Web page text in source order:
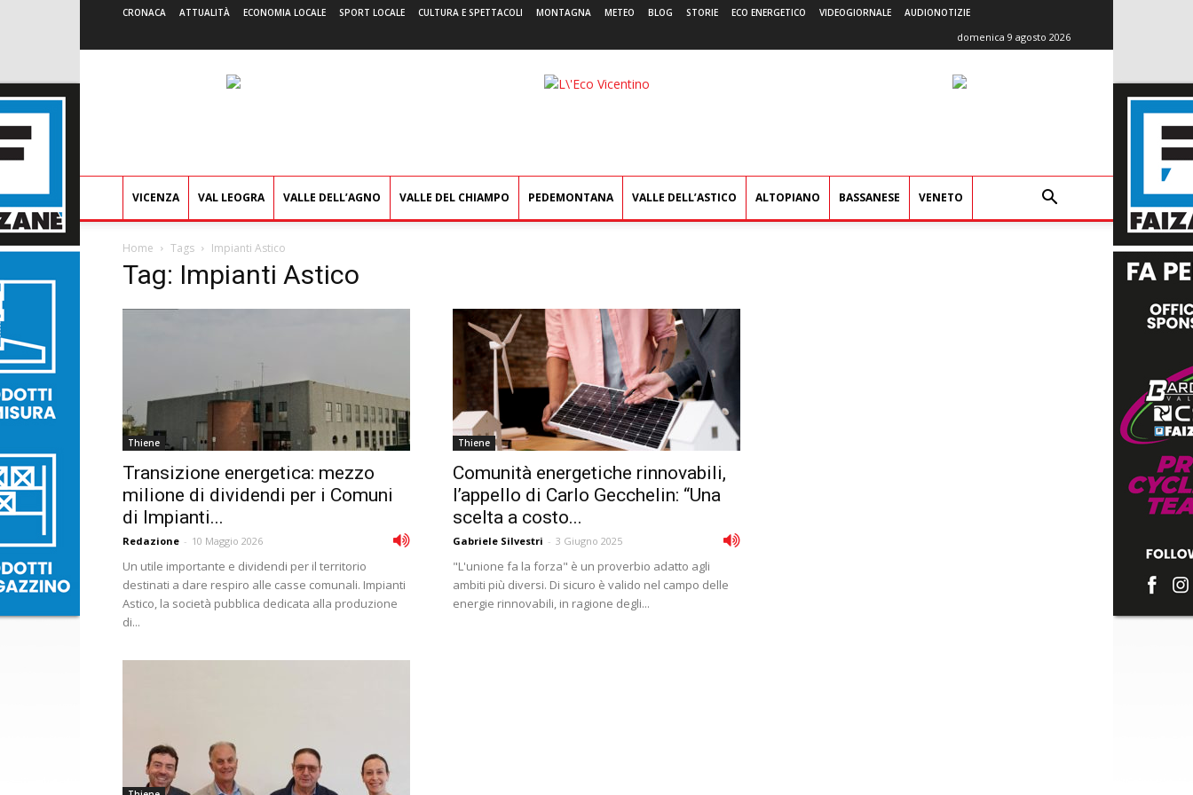
CRONACA ATTUALITÀ ECONOMIA LOCALE SPORT LOCALE CULTURA E SPETTACOLI MONTAGNA METEO BLOG STORIE ECO ENERGETICO VIDEOGIORNALE AUDIONOTIZIE
domenica 9 agosto 2026
L'Eco
VICENZA VAL LEOGRA VALLE DELL’AGNO VALLE DEL CHIAMPO PEDEMONTANA VALLE DELL’ASTICO ALTOPIANO BASSANESE VENETO
Home Tags Impianti Astico
Tag: Impianti Astico
Thiene
Transizione energetica: mezzo
milione di dividendi per i Comuni
di Impianti...
Redazione - 10 Maggio 2026
Un utile importante e dividendi per il territorio
destinati a dare respiro alle casse comunali. Impianti
Astico, la società pubblica dedicata alla produzione
di...
Thiene
Comunità energetiche rinnovabili,
l’appello di Carlo Gecchelin: “Una
scelta a costo...
Gabriele Silvestri - 3 Giugno 2025
"L'unione fa la forza" è un proverbio adatto agli
ambiti più diversi. Di sicuro è valido nel campo delle
energie rinnovabili, in ragione degli...